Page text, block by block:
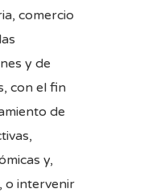
comercio
y de
con el fin
de
y,
o intervenir